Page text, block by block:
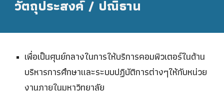
วัตถุประสงค์ / ปณิธาน
เพื่อเป็นศุนย์กลางในการให้บริการคอมพิวเตอร์ในด้าน
บริหารการศึกษาและระบบปฏิบัติการต่างๆให้กับหน่วย
งานภายในมหาวิทยาลัย